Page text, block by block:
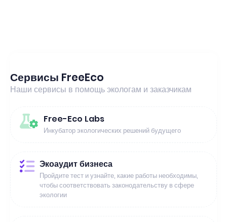
Сервисы FreeEco
Наши сервисы в помощь экологам и заказчикам
Free-Eco Labs
Инкубатор экологических решений будущего
Экоаудит бизнеса
Пройдите тест и узнайте, какие работы необходимы,
чтобы соответствовать законодательству в сфере
экологии